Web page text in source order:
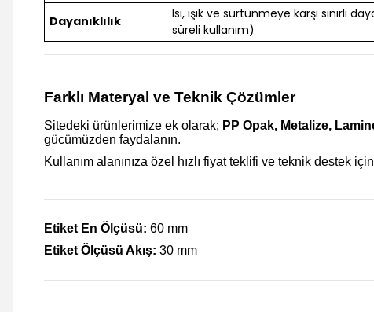
Dayanıklılık
Isı, ışık ve sürtünmeye karşı sınırlı
süreli kullanım)
Farklı Materyal ve Teknik Çözümler
Sitedeki ürünlerimize ek olarak; PP Opak, Metalize,
gücümüzden faydalanın.
Kullanım alanınıza özel hızlı fiyat teklifi ve teknik destek için
Etiket En Ölçüsü: 60 mm
Etiket Ölçüsü Akış: 30 mm